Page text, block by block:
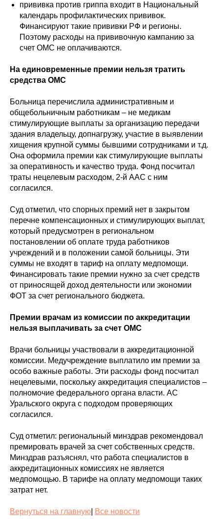
прививка против гриппа входит в Национальный
календарь профилактических прививок.
Финансируют такие прививки РФ и регионы.
Поэтому расходы на прививочную кампанию за
счет ОМС не оплачиваются.
На единовременные премии нельзя тратить
средства ОМС
Больница перечислила административным и
общебольничным работникам – не медикам
стимулирующие выплаты за организацию передачи
здания владельцу, допнагрузку, участие в выявлении
хищения крупной суммы бывшими сотрудниками и т.д.
Она оформила премии как стимулирующие выплаты
за оперативность и качество труда. Фонд посчитал
траты нецелевым расходом, 2-й ААС с ним
согласился.
Суд отметил, что спорных премий нет в закрытом
перечне компенсационных и стимулирующих выплат,
который предусмотрен в региональном
постановлении об оплате труда работников
учреждений и в положении самой больницы. Эти
суммы не входят в тариф на оплату медпомощи.
Финансировать такие премии нужно за счет средств
от приносящей доход деятельности или экономии
ФОТ за счет регионального бюджета.
Премии врачам из комиссии по аккредитации
нельзя выплачивать за счет ОМС
Врачи больницы участвовали в аккредитационной
комиссии. Медучреждение выплатило им премии за
особо важные работы. Эти расходы фонд посчитал
нецелевыми, поскольку аккредитация специалистов –
полномочие федерального органа власти. АС
Уральского округа с подходом проверяющих
согласился.
Суд отметил: региональный минздрав рекомендовал
премировать врачей за счет собственных средств.
Минздрав разъяснял, что работа специалистов в
аккредитационных комиссиях не является
медпомощью. В тарифе на оплату медпомощи таких
затрат нет.
Вернуться на главную Все новости